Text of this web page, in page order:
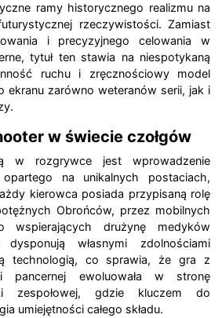
ramy historycznego realizmu na
rzeczywistości. Zamiast
i precyzyjnego celowania w
tytuł ten stawia na niespotykaną
ruchu i zręcznościowy model
ekranu zarówno weteranów serii, jak i
w świecie czołgów
w rozgrywce jest wprowadzenie
na unikalnych postaciach,
kierowca posiada przypisaną rolę
Obrońców, przez mobilnych
wspierających drużynę medyków
własnymi zdolnościami
technologią, co sprawia, że gra z
pancernej ewoluowała w stronę
zespołowej, gdzie kluczem do
umiejętności całego składu.